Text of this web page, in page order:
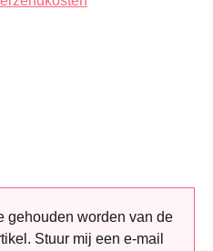
van 5 sterren
gehouden worden van de
Stuur mij een e-mail